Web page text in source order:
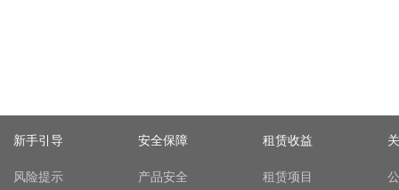
新手引导
风险提示
安全保障
产品安全
租赁收益
租赁项目